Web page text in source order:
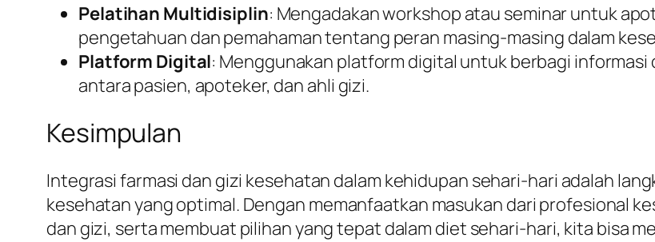
Pelatihan Multidisiplin: Mengadakan workshop atau seminar untuk
pengetahuan dan pemahaman tentang peran masing-masing dalam
Platform Digital: Menggunakan platform digital untuk berbagi
antara pasien, apoteker, dan ahli gizi.
Kesimpulan
Integrasi farmasi dan gizi kesehatan dalam kehidupan sehari-hari adalah
kesehatan yang optimal. Dengan memanfaatkan masukan dari profesional
dan gizi, serta membuat pilihan yang tepat dalam diet sehari-hari, kita bisa